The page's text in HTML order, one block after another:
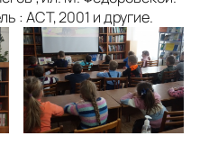
: АСТ, 2001 и другие.